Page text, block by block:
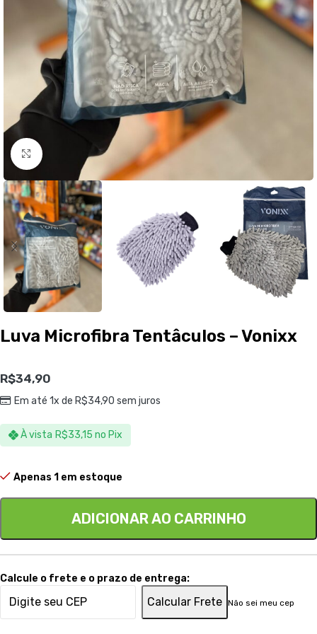
Clique para ampliar
Luva Microfibra Tentâculos – Vonixx
R$34,90
Em até 1x de R$34,90 sem juros
À vista R$33,15 no Pix
Apenas 1 em estoque
ADICIONAR AO CARRINHO
Calcule o frete e o prazo de entrega:
Calcular Frete Não sei meu cep